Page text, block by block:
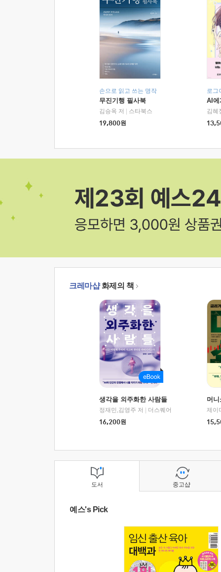
손으로 읽고 쓰는 명작
무진기행 필사북
김승옥 저
스타북스
19,800원
로그
AI에
김혜
크레마샵화제의 책
생각을 외주화한 사람들
정재민,김영주 저
더스퀘어
16,200원
머
도서
예스's Pick
중고샵